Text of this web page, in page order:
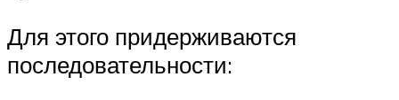
Для этого придерживаются
последовательности: